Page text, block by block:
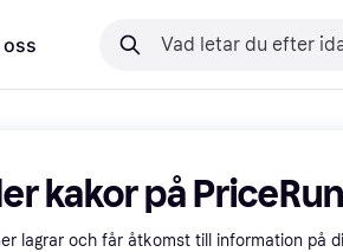
oss
kakor på
lagrar och får åtkomst till information på